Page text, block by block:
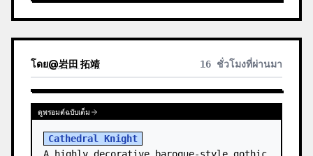
# ข้อความที่จะรวม:…
โดย@岩田 拓靖 16 ชั่วโมงที่ผ่านมา
ดูพรอมต์ฉบับเต็ม
Cathedral Knight